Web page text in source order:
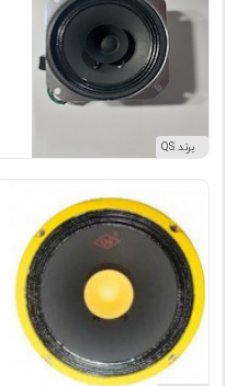
برند QS